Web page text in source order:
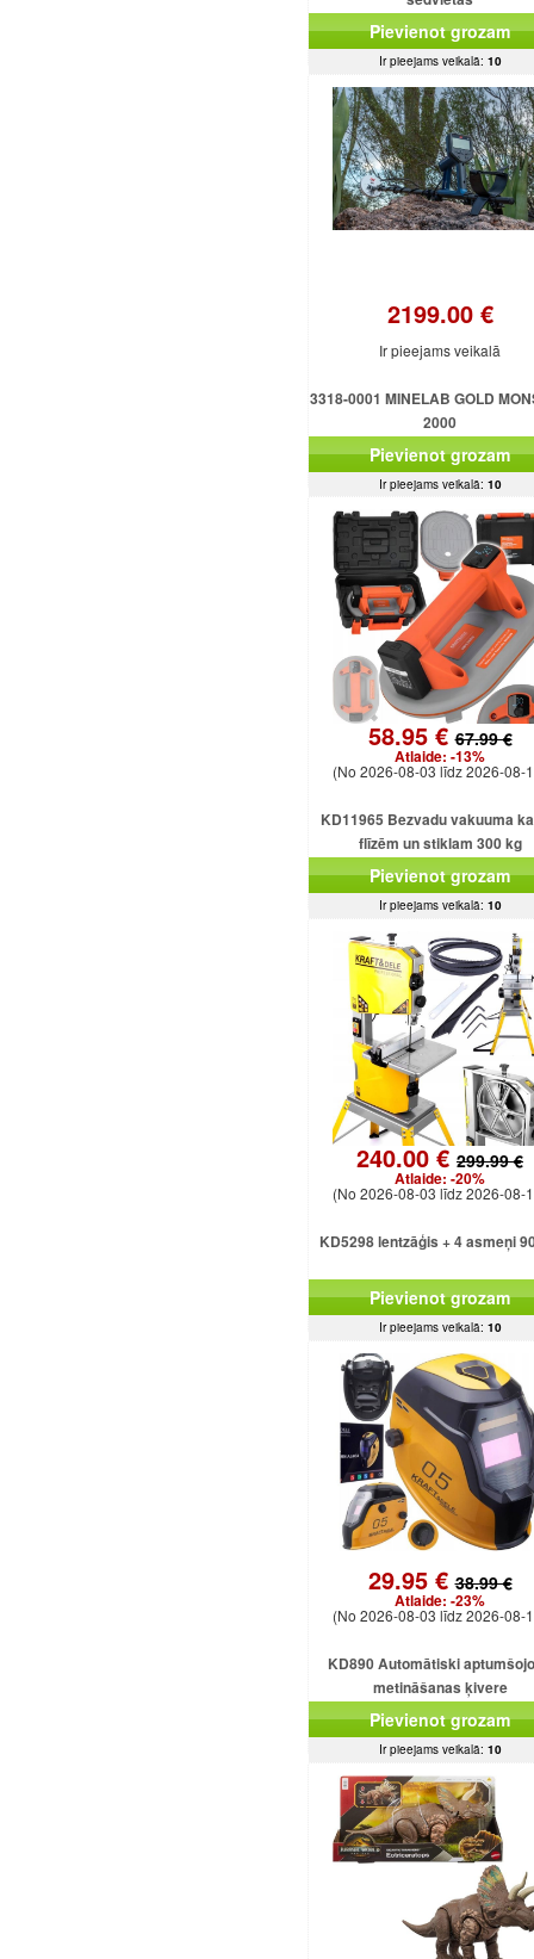
Pievienot grozam
Ir pieejams veikalā: 10
2199.00 €
Ir pieejams veikalā
3318-0001 MINELAB GOLD
2000
Pievienot grozam
Ir pieejams veikalā: 10
58.95 €67.99 €
Atlaide: -13%
(No 2026-08-03 līdz 2026-08-
KD11965 Bezvadu vakuuma
flīzēm un stiklam 300 kg
Pievienot grozam
Ir pieejams veikalā: 10
240.00 €299.99 €
Atlaide: -20%
(No 2026-08-03 līdz 2026-08-
KD5298 lentzāģis + 4 asmeņi
Pievienot grozam
Ir pieejams veikalā: 10
29.95 €38.99 €
Atlaide: -23%
(No 2026-08-03 līdz 2026-08-
KD890 Automātiski
metināšanas ķivere
Pievienot grozam
Ir pieejams veikalā: 10